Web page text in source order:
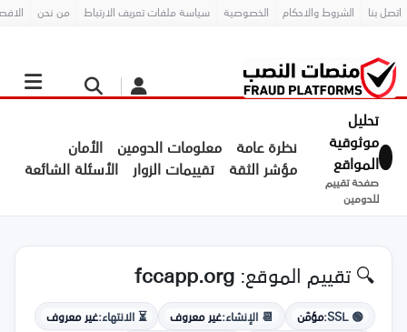
اتصل بنا الشروط والاحكام الخصوصية سياسة ملفات تعريف الارتباط من نحن
تحليل
موثوقية
المواقع
صفحة تقييم
للدومين
نظرة عامة معلومات الدومين الأمان
مؤشر الثقة تقييمات الزوار الأسئلة الشائعة
🔍 تقييم الموقع:fccapp.org
🟢 SSL: مؤمّن 📆 الإنشاء:غير معروف ⏳ الانتهاء:غير معروف